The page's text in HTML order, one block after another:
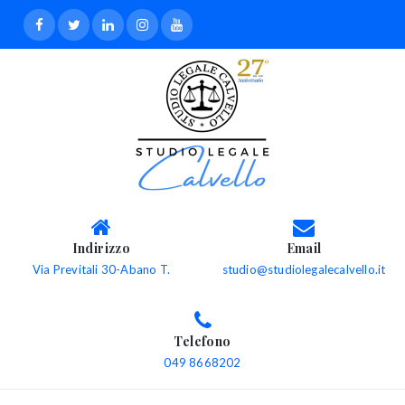
Indirizzo
Via Previtali 30-Abano T.
Email
studio@studiolegalecalvello.it
Telefono
049 8668202